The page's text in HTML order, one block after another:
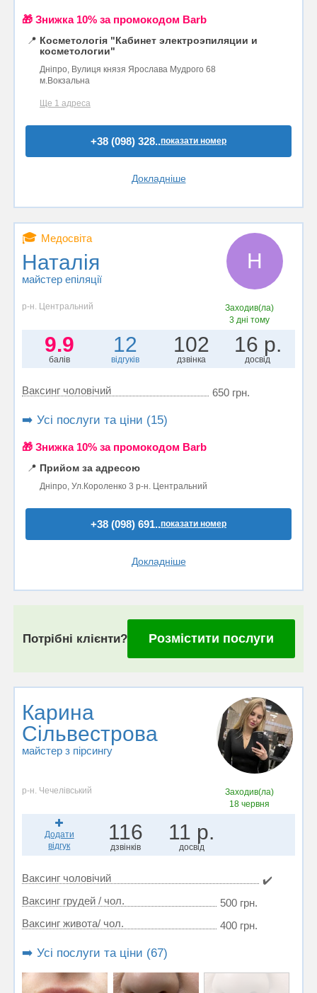
🎁 Знижка 10% за промокодом Barb
📍 Косметологія "Кабинет электроэпиляции и
косметологии"
Дніпро, Вулиця князя Ярослава Мудрого 68
м.Вокзальна
Ще 1 адреса
+38 (098) 328..показати номер
Докладніше
🎓 Медосвіта
Наталія
майстер епіляції
Н
р-н. Центральний
Заходив(ла)
3 дні тому
9.9
балів
12
відгуків
102
дзвінка
16 р.
досвід
Ваксинг чоловічий 650 грн.
➡️ Усі послуги та ціни (15)
🎁 Знижка 10% за промокодом Barb
📍 Прийом за адресою
Дніпро, Ул.Короленко 3 р-н. Центральний
+38 (098) 691..показати номер
Докладніше
Потрібні клієнти? Розмістити послуги
Карина
Сільвестрова
майстер з пірсингу
р-н. Чечелівський
Заходив(ла)
18 червня
Додати
відгук
116
дзвінків
11 р.
досвід
Ваксинг чоловічий
✔️
Ваксинг грудей / чол.
500 грн.
Ваксинг живота/ чол.
400 грн.
➡️ Усі послуги та ціни (67)